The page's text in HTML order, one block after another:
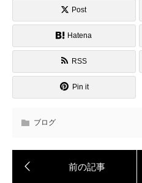
Post
Hatena
RSS
Pin it
ブログ